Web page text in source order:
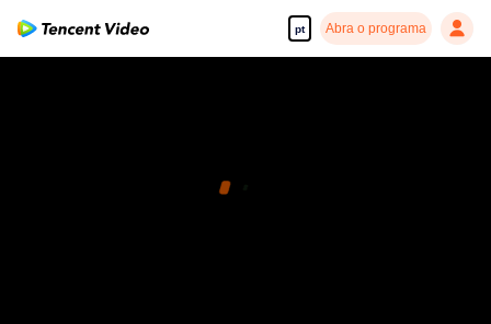
pt Abra o programa